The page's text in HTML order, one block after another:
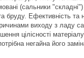
(сальники
бруду. Ефективність
виходу з ладу
цілісності
негайна його